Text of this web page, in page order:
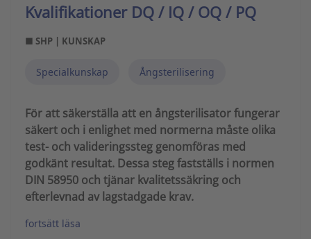
Kvalifikationer DQ / IQ / OQ / PQ
■ SHP | KUNSKAP
Specialkunskap Ångsterilisering
För att säkerställa att en ångsterilisator fungerar
säkert och i enlighet med normerna måste olika
test- och valideringssteg genomföras med
godkänt resultat. Dessa steg fastställs i normen
DIN 58950 och tjänar kvalitetssäkring och
efterlevnad av lagstadgade krav.
fortsätt läsa